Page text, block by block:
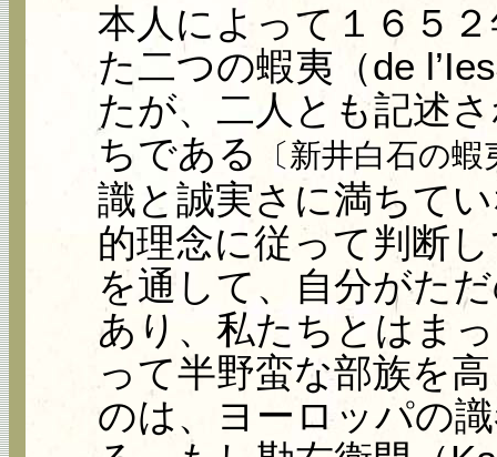
本人によって１６５
た二つの蝦夷（de
たが、二人とも記述
ちである
〔新井白石の
識と誠実さに満ちて
的理念に従って判断
を通して、自分がた
あり、私たちとはま
って半野蛮な部族を
のは、ヨーロッパの